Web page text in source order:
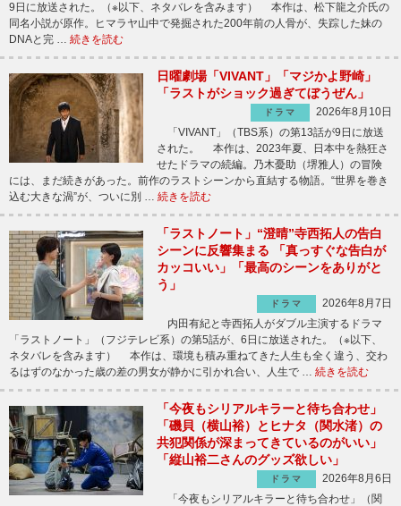
9日に放送された。（※以下、ネタバレを含みます） 本作は、松下龍之介氏の
同名小説が原作。ヒマラヤ山中で発掘された200年前の人骨が、失踪した妹の
DNAと完 … 続きを読む
日曜劇場「VIVANT」「マジかよ野崎」
「ラストがショック過ぎてぼうぜん」
ドラマ
2026年8月10日
「VIVANT」（TBS系）の第13話が9日に放送
された。 本作は、2023年夏、日本中を熱狂さ
せたドラマの続編。乃木憂助（堺雅人）の冒険
には、まだ続きがあった。前作のラストシーンから直結する物語。“世界を巻き
込む大きな渦”が、ついに別 … 続きを読む
「ラストノート」“澄晴”寺西拓人の告白
シーンに反響集まる 「真っすぐな告白が
カッコいい」「最高のシーンをありがと
う」
ドラマ
2026年8月7日
内田有紀と寺西拓人がダブル主演するドラマ
「ラストノート」（フジテレビ系）の第5話が、6日に放送された。（※以下、
ネタバレを含みます） 本作は、環境も積み重ねてきた人生も全く違う、交わ
るはずのなかった歳の差の男女が静かに引かれ合い、人生で … 続きを読む
「今夜もシリアルキラーと待ち合わせ」
「磯貝（横山裕）とヒナタ（関水渚）の
共犯関係が深まってきているのがいい」
「縦山裕二さんのグッズ欲しい」
ドラマ
2026年8月6日
「今夜もシリアルキラーと待ち合わせ」（関